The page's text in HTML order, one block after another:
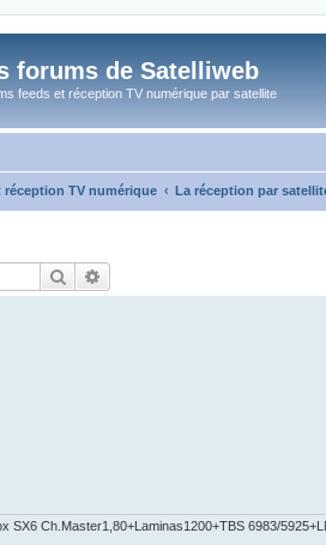
forums de Satelliweb
feeds et réception TV numérique par satellite
réception TV numérique La réception par
Rechercher
Ch.Master1,80+Laminas1200+TBS 6983/